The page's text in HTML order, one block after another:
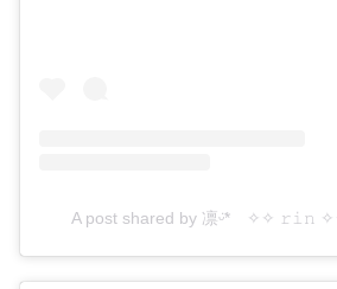
A post shared by 凛ᵕ̈* ✧✧ 𝚛𝚒𝚗